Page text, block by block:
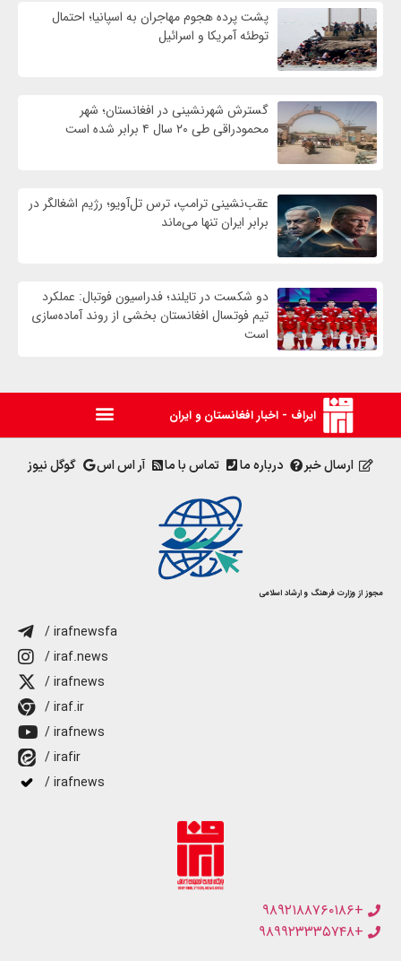
پشت پرده هجوم مهاجران به اسپانیا؛ احتمال
توطئه آمریکا و اسرائیل
گسترش شهرنشینی در افغانستان؛ شهر
محمودراقی طی ۲۰ سال ۴ برابر شده است
عقب‌نشینی ترامپ، ترس تل‌آویو؛ رژیم اشغالگر در
برابر ایران تنها می‌ماند
دو شکست در تایلند؛ فدراسیون فوتبال: عملکرد
تیم فوتسال افغانستان بخشی از روند آماده‌سازی
است
ایراف - اخبار افغانستان و ایران
ارسال خبر درباره ما تماس با ما آر اس اس گوگل نیوز
مجوز از وزارت فرهنگ و ارشاد اسلامی
/ irafnewsfa
/ iraf.news
/ irafnews
/ iraf.ir
/ irafnews
/ irafir
/ irafnews
+۹۸۹۲۱۸۸۷۶۰۱۸۶
+۹۸۹۹۲۳۳۳۵۷۴۸